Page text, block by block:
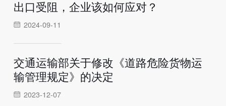
出口受阻，企业该如何应对？
2024-09-11
交通运输部关于修改《道路危险货物运
输管理规定》的决定
2023-12-07